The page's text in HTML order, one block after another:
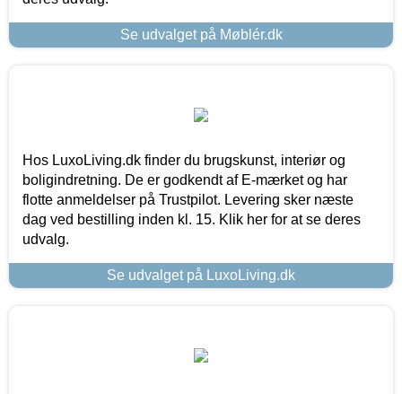
Se udvalget på Møblér.dk
Hos LuxoLiving.dk finder du brugskunst, interiør og
boligindretning. De er godkendt af E-mærket og har
flotte anmeldelser på Trustpilot. Levering sker næste
dag ved bestilling inden kl. 15. Klik her for at se deres
udvalg.
Se udvalget på LuxoLiving.dk